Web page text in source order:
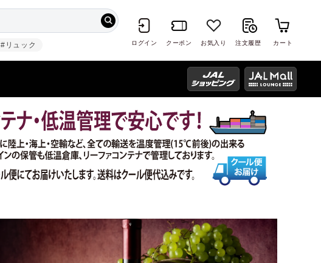
#リュック ログイン クーポン お気入り 注文履歴 カート